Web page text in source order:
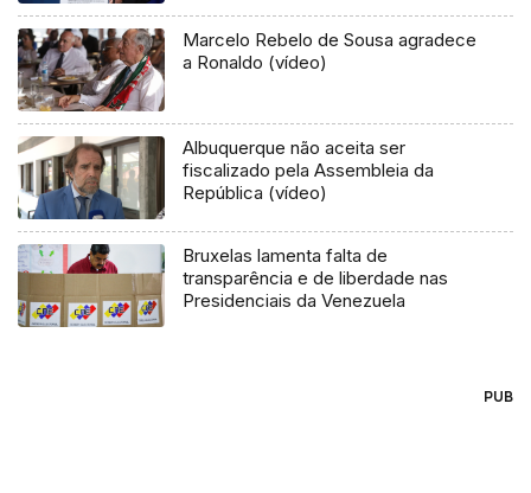
Marcelo Rebelo de Sousa agradece
a Ronaldo (vídeo)
Albuquerque não aceita ser
fiscalizado pela Assembleia da
República (vídeo)
Bruxelas lamenta falta de
transparência e de liberdade nas
Presidenciais da Venezuela
PUB